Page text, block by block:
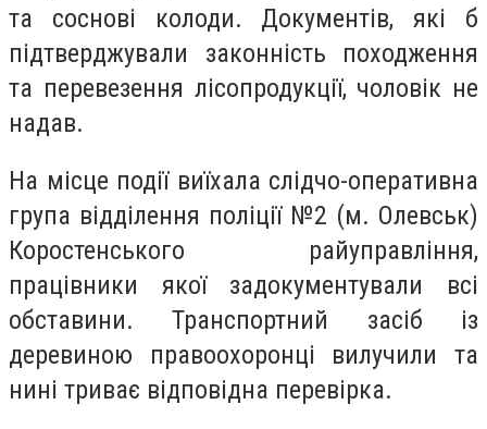
та соснові колоди. Документів, які б
підтверджували законність походження
та перевезення лісопродукції, чоловік не
надав.
На місце події виїхала слідчо-оперативна
група відділення поліції №2 (м. Олевськ)
Коростенського райуправління,
працівники якої задокументували всі
обставини. Транспортний засіб із
деревиною правоохоронці вилучили та
нині триває відповідна перевірка.